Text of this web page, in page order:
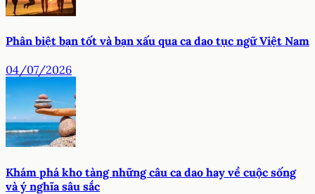
Phân biệt bạn tốt và bạn xấu qua ca dao tục ngữ Việt Nam
04/07/2026
Khám phá kho tàng những câu ca dao hay về cuộc sống
và ý nghĩa sâu sắc